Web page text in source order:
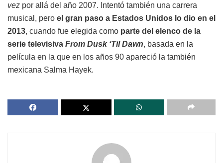
vez por allá del año 2007. Intentó también una carrera
musical, pero el gran paso a Estados Unidos lo dio en el
2013, cuando fue elegida como parte del elenco de la
serie televisiva From Dusk ‘Til Dawn, basada en la
película en la que en los años 90 apareció la también
mexicana Salma Hayek.